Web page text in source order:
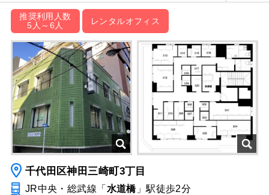
推奨利用人数
5人～6人
レンタルオフィス
千代田区神田三崎町3丁目
JR中央・総武線「 水道橋」駅徒歩2分